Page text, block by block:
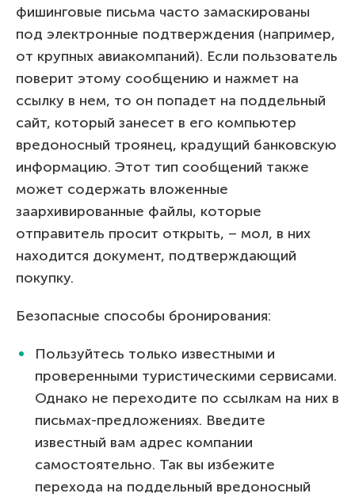
фишинговые письма часто замаскированы
под электронные подтверждения (например,
от крупных авиакомпаний). Если пользователь
поверит этому сообщению и нажмет на
ссылку в нем, то он попадет на поддельный
сайт, который занесет в его компьютер
вредоносный троянец, крадущий банковскую
информацию. Этот тип сообщений также
может содержать вложенные
заархивированные файлы, которые
отправитель просит открыть, – мол, в них
находится документ, подтверждающий
покупку.
Безопасные способы бронирования:
Пользуйтесь только известными и
проверенными туристическими сервисами.
Однако не переходите по ссылкам на них в
письмах-предложениях. Введите
известный вам адрес компании
самостоятельно. Так вы избежите
перехода на поддельный вредоносный